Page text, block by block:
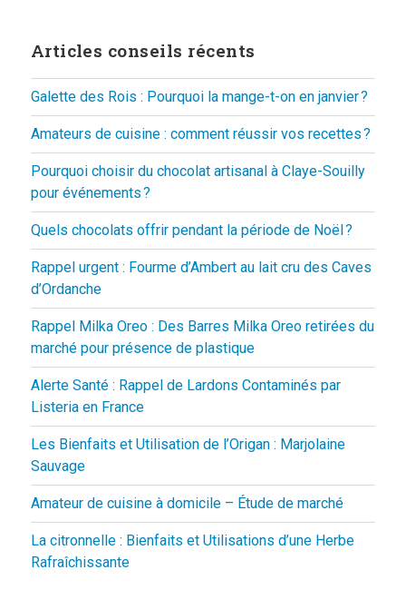
Articles conseils récents
Galette des Rois : Pourquoi la mange-t-on en janvier ?
Amateurs de cuisine : comment réussir vos recettes ?
Pourquoi choisir du chocolat artisanal à Claye-Souilly
pour événements ?
Quels chocolats offrir pendant la période de Noël ?
Rappel urgent : Fourme d’Ambert au lait cru des Caves
d’Ordanche
Rappel Milka Oreo : Des Barres Milka Oreo retirées du
marché pour présence de plastique
Alerte Santé : Rappel de Lardons Contaminés par
Listeria en France
Les Bienfaits et Utilisation de l’Origan : Marjolaine
Sauvage
Amateur de cuisine à domicile – Étude de marché
La citronnelle : Bienfaits et Utilisations d’une Herbe
Rafraîchissante